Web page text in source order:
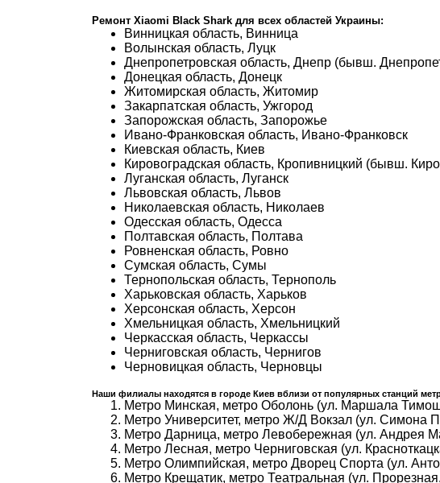
Ремонт Xiaomi Black Shark для всех областей Украины:
Винницкая область, Винница
Волынская область, Луцк
Днепропетровская область, Днепр (бывш.
Донецкая область, Донецк
Житомирская область, Житомир
Закарпатская область, Ужгород
Запорожская область, Запорожье
Ивано-Франковская область, Ивано-Франковск
Киевская область, Киев
Кировоградская область, Кропивницкий (бывш.
Луганская область, Луганск
Львовская область, Львов
Николаевская область, Николаев
Одесская область, Одесса
Полтавская область, Полтава
Ровненская область, Ровно
Сумская область, Сумы
Тернопольская область, Тернополь
Харьковская область, Харьков
Херсонская область, Херсон
Хмельницкая область, Хмельницкий
Черкасская область, Черкассы
Черниговская область, Чернигов
Черновицкая область, Черновцы
Наши филиалы находятся в городе Киев вблизи от популярных станций
Метро Минская, метро Оболонь (ул. Маршала
Метро Университет, метро Ж/Д Вокзал (ул. Симона
Метро Дарница, метро Левобережная (ул. Андрея
Метро Лесная, метро Черниговская (ул.
Метро Олимпийская, метро Дворец Спорта (ул.
Метро Крещатик, метро Театральная (ул.